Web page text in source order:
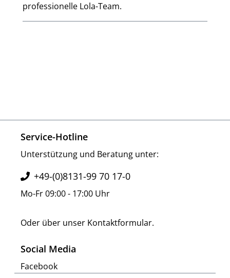
professionelle Lola-Team.
Service-Hotline
Unterstützung und Beratung unter:
+49-(0)8131-99 70 17-0
Mo-Fr 09:00 - 17:00 Uhr
Oder über unser Kontaktformular.
Social Media
Facebook